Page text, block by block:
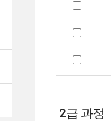
2급 과정